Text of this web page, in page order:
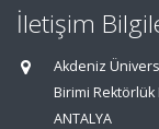
İletişim
Akdeniz
Birimi Rektörlük
ANTALYA